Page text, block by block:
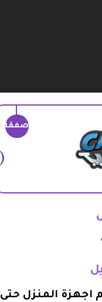
صفقة
المنزل حتى 25%